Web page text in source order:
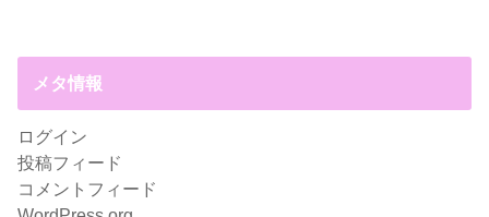
メタ情報
ログイン
投稿フィード
コメントフィード